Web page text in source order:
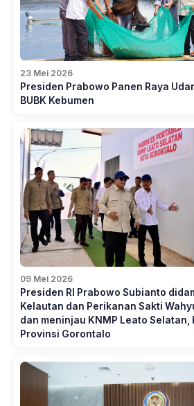
23 Mei 2026
Presiden Prabowo Panen Raya
BUBK Kebumen
09 Mei 2026
Presiden RI Prabowo Subianto
Kelautan dan Perikanan Sakti
dan meninjau KNMP Leato Selatan,
Provinsi Gorontalo